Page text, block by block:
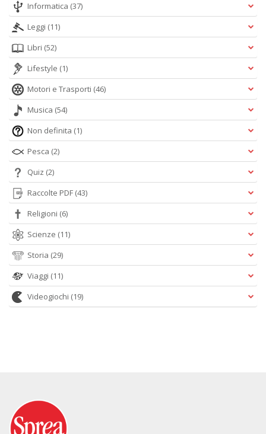
Informatica (37)
Leggi (11)
Libri (52)
Lifestyle (1)
Motori e Trasporti (46)
Musica (54)
Non definita (1)
Pesca (2)
Quiz (2)
Raccolte PDF (43)
Religioni (6)
Scienze (11)
Storia (29)
Viaggi (11)
Videogiochi (19)